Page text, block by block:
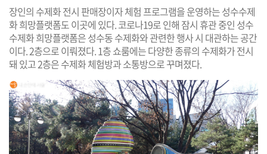
장인의 수제화 전시 판매장이자 체험 프로그램을 운영하는 성수수제
화 희망플랫폼도 이곳에 있다. 코로나19로 인해 잠시 휴관 중인 성수
수제화 희망플랫폼은 성수동 수제화와 관련한 행사 시 대관하는 공간
이다. 2층으로 이뤄졌다. 1층 쇼룸에는 다양한 종류의 수제화가 전시
돼 있고 2층은 수제화 체험방과 소통방으로 꾸며졌다.